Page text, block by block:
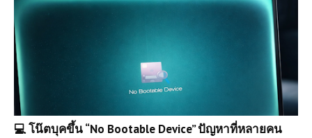
💻 โน๊ตบุคขึ้น “No Bootable Device” ปัญหาที่หลายคน